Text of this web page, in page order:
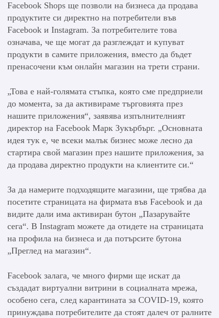
Facebook Shops ще позволи на бизнеса да продава
продуктите си директно на потребители във
Facebook и Instagram. За потребителите това
означава, че ще могат да разглеждат и купуват
продукти в самите приложения, вместо да бъдет
пренасочени към онлайн магазин на трети страни.
„Това е най-голямата стъпка, която сме предприели
до момента, за да активираме търговията през
нашите приложения“, заявява изпълнителният
директор на Facebook Марк Зукърбърг. „Основната
идея тук е, че всеки малък бизнес може лесно да
стартира свой магазин през нашите приложения, за
да продава директно продукти на клиентите си.“
За да намерите подходящите магазини, ще трябва да
посетите страницата на фирмата във Facebook и да
видите дали има активиран бутон „Пазарувайте
сега“. В Instagram можете да отидете на страницата
на профила на бизнеса и да потърсите бутона
„Преглед на магазин“.
Facebook залага, че много фирми ще искат да
създадат виртуални витрини в социалната мрежа,
особено сега, след карантината за COVID-19, която
принуждава потребителите да стоят далеч от ралните